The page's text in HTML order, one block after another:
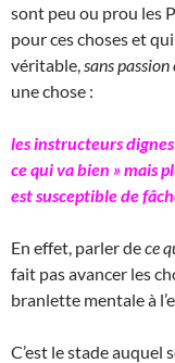
sont peu ou prou les
pour ces choses et
véritable, sans
une chose :
les instructeurs
ce qui va bien » mais
est susceptible de
En effet, parler dece
fait pas avancer les
branlette mentale à
C’est le stade